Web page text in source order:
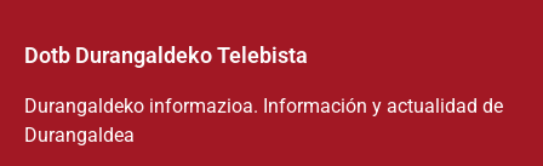
Dotb Durangaldeko Telebista
Durangaldeko informazioa. Información y actualidad de
Durangaldea